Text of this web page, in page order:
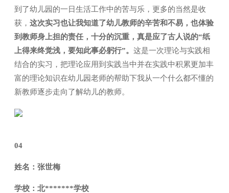
到了幼儿园的一日生活工作中的苦与乐，更多的当然是收
获，这次实习也让我知道了幼儿教师的辛苦和不易，也体验
到教师身上担的责任，十分的沉重，真是应了古人说的“纸
上得来终觉浅，要知此事必躬行”。这是一次理论与实践相
结合的实习，把理论应用到实践当中并在实践中积累更加丰
富的理论知识在幼儿园老师的帮助下我从一个什么都不懂的
新教师逐步走向了解幼儿的教师。
04
姓名：张世梅
学校：北*******学校